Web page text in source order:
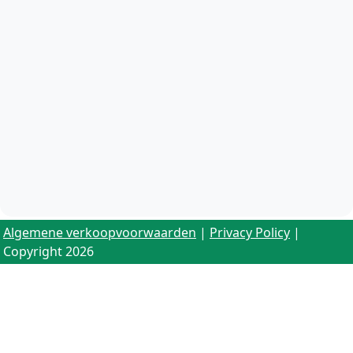
Algemene verkoopvoorwaarden | Privacy Policy |
Copyright 2026